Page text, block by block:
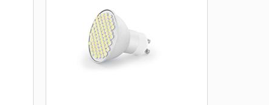
je
000 hodin a je 25x delší než u klasických
žárovek. LED žárovky generují malé
množství tepla, mohou být používány jak
uvnitř, tak i venku. Svítivost LED zdrojů je
přibližn...